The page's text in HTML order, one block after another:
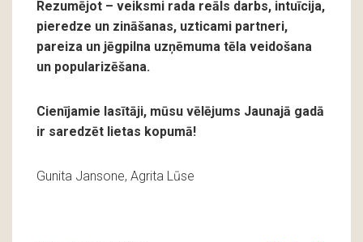
Rezumējot – veiksmi rada reāls darbs, intuīcija,
pieredze un zināšanas, uzticami partneri,
pareiza un jēgpilna uzņēmuma tēla veidošana
un popularizēšana.
Cienījamie lasītāji, mūsu vēlējums Jaunajā gadā
ir saredzēt lietas kopumā!
Gunita Jansone, Agrita Lūse